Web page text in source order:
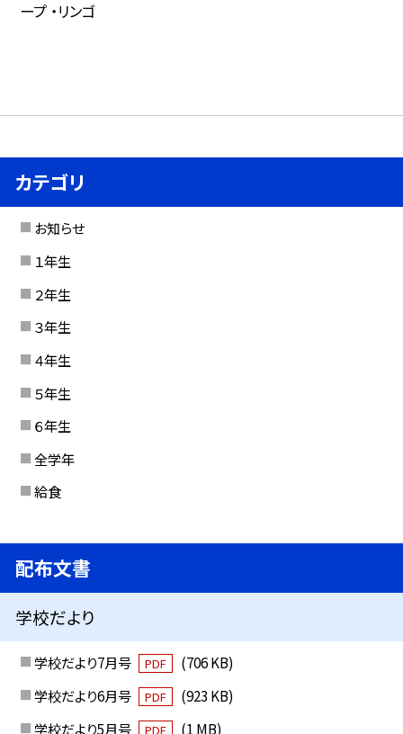
ープ ・リンゴ
カテゴリ
お知らせ
１年生
２年生
３年生
４年生
５年生
６年生
全学年
給食
配布文書
学校だより
学校だより7月号 PDF
(706 KB)
学校だより6月号
PDF
(923 KB)
学校だより5月号
PDF (1 MB)